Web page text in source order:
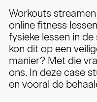
Workouts
online fitness
fysieke lessen in
kon dit op een
manier? Met die
ons. In deze case
en vooral de